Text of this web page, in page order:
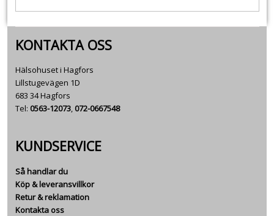
KONTAKTA OSS
Hälsohuset i Hagfors
Lillstugevägen 1D
683 34 Hagfors
Tel: 0563-12073,072-0667548
KUNDSERVICE
Så handlar du
Köp & leveransvillkor
Retur & reklamation
Kontakta oss